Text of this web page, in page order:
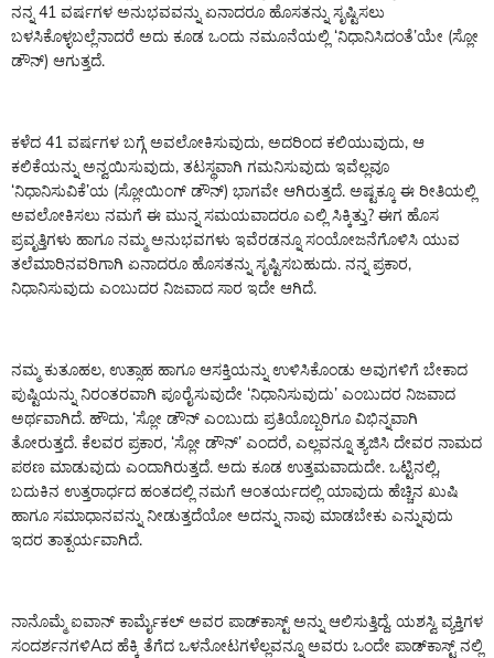
ನನ್ನ 41 ವರ್ಷಗಳ ಅನುಭವವನ್ನು ಏನಾದರೂ ಹೊಸತನ್ನು ಸೃಷ್ಟಿಸಲು
ಬಳಸಿಕೊಳ್ಳಬಲ್ಲೆನಾದರೆ ಅದು ಕೂಡ ಒಂದು ನಮೂನೆಯಲ್ಲಿ ‘ನಿಧಾನಿಸಿದಂತೆ’ಯೇ (ಸ್ಲೋ
ಡೌನ್) ಆಗುತ್ತದೆ.
ಕಳೆದ 41 ವರ್ಷಗಳ ಬಗ್ಗೆ ಅವಲೋಕಿಸುವುದು, ಅದರಿಂದ ಕಲಿಯುವುದು, ಆ
ಕಲಿಕೆಯನ್ನು ಅನ್ವಯಿಸುವುದು, ತಟಸ್ಥವಾಗಿ ಗಮನಿಸುವುದು ಇವೆಲ್ಲವೂ
‘ನಿಧಾನಿಸುವಿಕೆ’ಯ (ಸ್ಲೋಯಿಂಗ್ ಡೌನ್) ಭಾಗವೇ ಆಗಿರುತ್ತದೆ. ಅಷ್ಟಕ್ಕೂ ಈ ರೀತಿಯಲ್ಲಿ
ಅವಲೋಕಿಸಲು ನಮಗೆ ಈ ಮುನ್ನ ಸಮಯವಾದರೂ ಎಲ್ಲಿ ಸಿಕ್ಕಿತ್ತು? ಈಗ ಹೊಸ
ಪ್ರವೃತ್ತಿಗಳು ಹಾಗೂ ನಮ್ಮ ಅನುಭವಗಳು ಇವೆರಡನ್ನೂ ಸಂಯೋಜನೆಗೊಳಿಸಿ ಯುವ
ತಲೆಮಾರಿನವರಿಗಾಗಿ ಏನಾದರೂ ಹೊಸತನ್ನು ಸೃಷ್ಟಿಸಬಹುದು. ನನ್ನ ಪ್ರಕಾರ,
ನಿಧಾನಿಸುವುದು ಎಂಬುದರ ನಿಜವಾದ ಸಾರ ಇದೇ ಆಗಿದೆ.
ನಮ್ಮ ಕುತೂಹಲ, ಉತ್ಸಾಹ ಹಾಗೂ ಆಸಕ್ತಿಯನ್ನು ಉಳಿಸಿಕೊಂಡು ಅವುಗಳಿಗೆ ಬೇಕಾದ
ಪುಷ್ಟಿಯನ್ನು ನಿರಂತರವಾಗಿ ಪೂರೈಸುವುದೇ ‘ನಿಧಾನಿಸುವುದು’ ಎಂಬುದರ ನಿಜವಾದ
ಅರ್ಥವಾಗಿದೆ. ಹೌದು, ‘ಸ್ಲೋ ಡೌನ್ ಎಂಬುದು ಪ್ರತಿಯೊಬ್ಬರಿಗೂ ವಿಭಿನ್ನವಾಗಿ
ತೋರುತ್ತದೆ. ಕೆಲವರ ಪ್ರಕಾರ, ‘ಸ್ಲೋ ಡೌನ್’ ಎಂದರೆ, ಎಲ್ಲವನ್ನೂ ತ್ಯಜಿಸಿ ದೇವರ ನಾಮದ
ಪಠಣ ಮಾಡುವುದು ಎಂದಾಗಿರುತ್ತದೆ. ಅದು ಕೂಡ ಉತ್ತಮವಾದುದೇ. ಒಟ್ಟಿನಲ್ಲಿ,
ಬದುಕಿನ ಉತ್ತರಾರ್ಧದ ಹಂತದಲ್ಲಿ ನಮಗೆ ಆಂತರ್ಯದಲ್ಲಿ ಯಾವುದು ಹೆಚ್ಚಿನ ಖುಷಿ
ಹಾಗೂ ಸಮಾಧಾನವನ್ನು ನೀಡುತ್ತದೆಯೋ ಅದನ್ನು ನಾವು ಮಾಡಬೇಕು ಎನ್ನುವುದು
ಇದರ ತಾತ್ಪರ್ಯವಾಗಿದೆ.
ನಾನೊಮ್ಮೆ ಐವಾನ್ ಕಾರ್ಮೈಕಲ್ ಅವರ ಪಾಡ್‌ಕಾಸ್ಟ್ ಅನ್ನು ಆಲಿಸುತ್ತಿದ್ದೆ. ಯಶಸ್ವಿ ವ್ಯಕ್ತಿಗಳ
ಸಂದರ್ಶನಗಳಿAದ ಹೆಕ್ಕಿ ತೆಗೆದ ಒಳನೋಟಗಳೆಲ್ಲವನ್ನೂ ಅವರು ಒಂದೇ ಪಾಡ್‌ಕಾಸ್ಟ್ ನಲ್ಲಿ